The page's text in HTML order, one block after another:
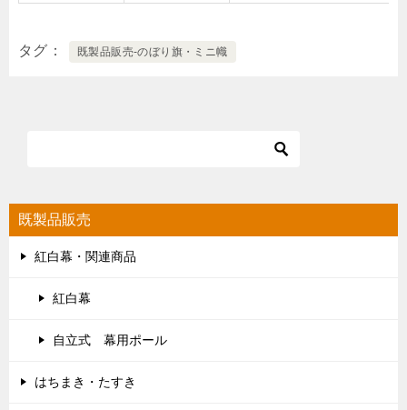
タグ 既製品販売-のぼり旗・ミニ幟
既製品販売
紅白幕・関連商品
紅白幕
自立式 幕用ポール
はちまき・たすき